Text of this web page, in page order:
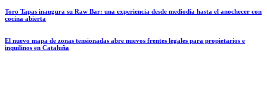
Toro Tapas inaugura su Raw Bar: una experiencia desde mediodía hasta el anochecer con
cocina abierta
El nuevo mapa de zonas tensionadas abre nuevos frentes legales para propietarios e
inquilinos en Cataluña